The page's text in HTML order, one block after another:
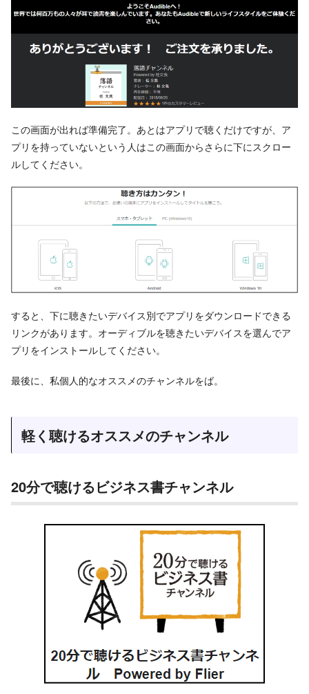
この画面が出れば準備完了。あとはアプリで聴くだけですが、ア
プリを持っていないという人はこの画面からさらに下にスクロー
ルしてください。
すると、下に聴きたいデバイス別でアプリをダウンロードできる
リンクがあります。オーディブルを聴きたいデバイスを選んでア
プリをインストールしてください。
最後に、私個人的なオススメのチャンネルをば。
軽く聴けるオススメのチャンネル
20分で聴けるビジネス書チャンネル